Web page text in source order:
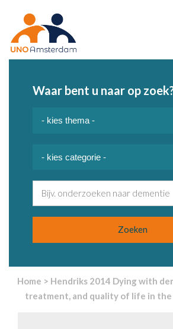
Waar bent u naar op
Home > Hendriks 2014 Dying with
treatment, and quality of life in